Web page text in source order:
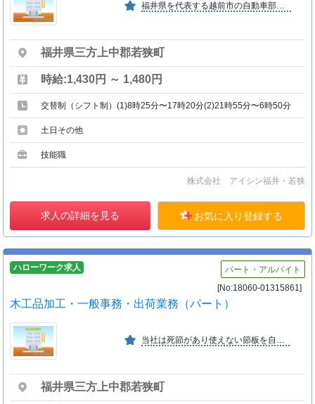
福井県を代表する越前市の自動車部品専門メーカーであるアイシン福井出資１００％の子会社としてオートマチックトランスミッション用部品の製造および販売を行う。 （あー１０）
福井県三方上中郡若狭町
時給:1,430円 ～ 1,480円
交替制（シフト制）(1)8時25分〜17時20分(2)21時55分〜6時50分
土日その他
技能職
株式会社 アイシン福井・若狭
求人の詳細を見る お気に入り登録する
ハローワーク求人
パート・アルバイト
[No:18060-01315861]
木工品加工・一般事務・出荷業務（パート）
当社は死節があり使えない節板を自然に沿うような形で生節として再生化する製品を作っております。もっと自然に、便利で環境に優しいことをモットーとしております。 （い−２８）
福井県三方上中郡若狭町